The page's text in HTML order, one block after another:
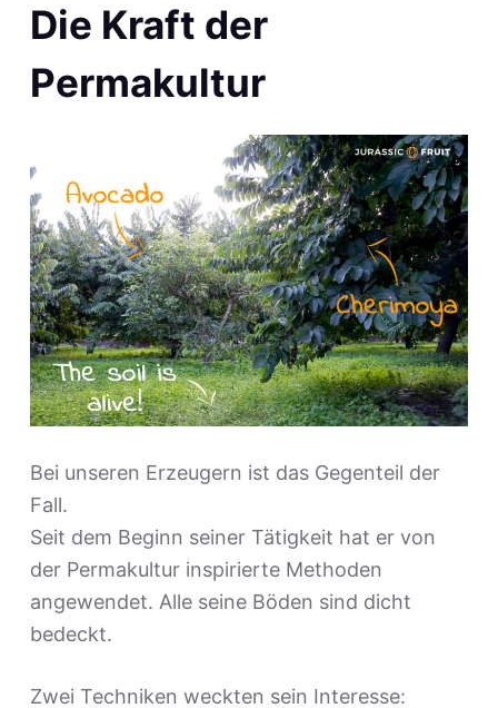
Die Kraft der
Permakultur
Bei unseren Erzeugern ist das Gegenteil der
Fall.
Seit dem Beginn seiner Tätigkeit hat er von
der Permakultur inspirierte Methoden
angewendet. Alle seine Böden sind dicht
bedeckt.
Zwei Techniken weckten sein Interesse: